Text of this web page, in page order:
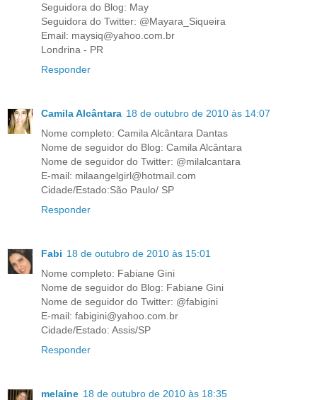
Seguidora do Blog: May
Seguidora do Twitter: @Mayara_Siqueira
Email: maysiq@yahoo.com.br
Londrina - PR
Responder
Camila Alcântara 18 de outubro de 2010 às 14:07
Nome completo: Camila Alcântara Dantas
Nome de seguidor do Blog: Camila Alcântara
Nome de seguidor do Twitter: @milalcantara
E-mail: milaangelgirl@hotmail.com
Cidade/Estado:São Paulo/ SP
Responder
Fabi 18 de outubro de 2010 às 15:01
Nome completo: Fabiane Gini
Nome de seguidor do Blog: Fabiane Gini
Nome de seguidor do Twitter: @fabigini
E-mail: fabigini@yahoo.com.br
Cidade/Estado: Assis/SP
Responder
melaine 18 de outubro de 2010 às 18:35